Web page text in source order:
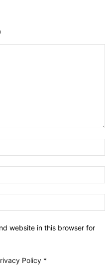
website in this browser for
Policy *